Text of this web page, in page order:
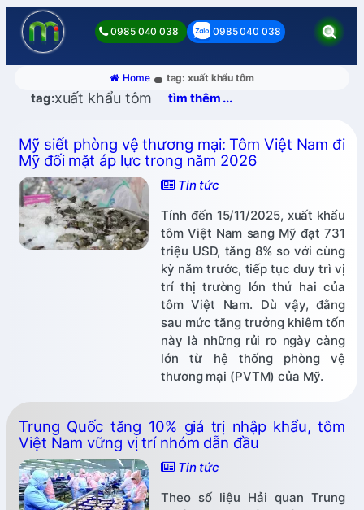
0985 040 038 0985 040 038
Home tag: xuất khẩu tôm
tag:xuất khẩu tôm tìm thêm ...
Mỹ siết phòng vệ thương mại: Tôm Việt Nam đi
Mỹ đối mặt áp lực trong năm 2026
Tin tức
Tính đến 15/11/2025, xuất khẩu
tôm Việt Nam sang Mỹ đạt 731
triệu USD, tăng 8% so với cùng
kỳ năm trước, tiếp tục duy trì vị
trí thị trường lớn thứ hai của
tôm Việt Nam. Dù vậy, đằng
sau mức tăng trưởng khiêm tốn
này là những rủi ro ngày càng
lớn từ hệ thống phòng vệ
thương mại (PVTM) của Mỹ.
Trung Quốc tăng 10% giá trị nhập khẩu, tôm
Việt Nam vững vị trí nhóm dẫn đầu
Tin tức
Theo số liệu Hải quan Trung